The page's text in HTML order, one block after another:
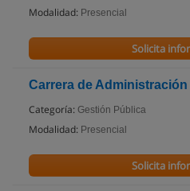
Modalidad: Presencial
Solicita
Carrera de
Categoría: Gestión Pública
Modalidad: Presencial
Solicita